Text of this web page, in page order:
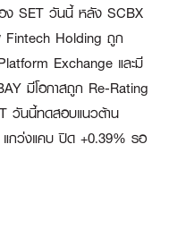
ง SET วันนี้ หลัง SCBX
Holding ถูก
Exchange และมี
มีโอกาสถูก Re-Rating
วันนี้ทดสอบแนวต้าน
กว่งแคบ ปิด +0.39% รอ